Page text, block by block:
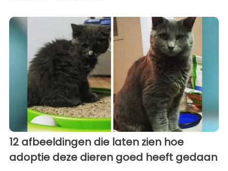
12 afbeeldingen die laten zien hoe
adoptie deze dieren goed heeft gedaan